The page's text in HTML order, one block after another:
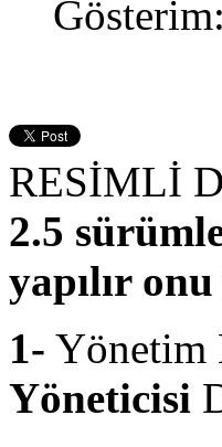
RESİMLİ
2.5
yapılır
1- Yönetim
Yöneticisi